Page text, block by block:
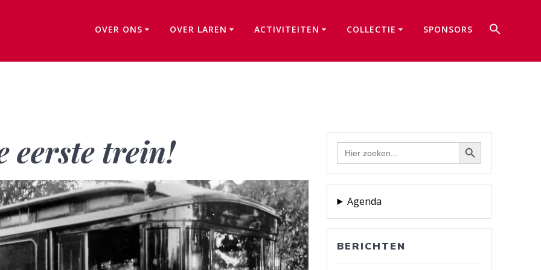
OVER ONS OVER LAREN ACTIVITEITEN COLLECTIE SPONSORS
eerste trein! Zoek
naar:
Zoekknop
Agenda
BERICHTEN